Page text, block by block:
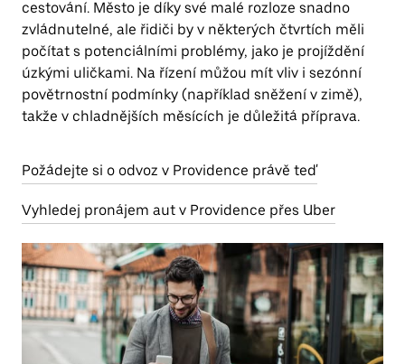
cestování. Město je díky své malé rozloze snadno
zvládnutelné, ale řidiči by v některých čtvrtích měli
počítat s potenciálními problémy, jako je projíždění
úzkými uličkami. Na řízení můžou mít vliv i sezónní
povětrnostní podmínky (například sněžení v zimě),
takže v chladnějších měsících je důležitá příprava.
Požádejte si o odvoz v Providence právě teď
Vyhledej pronájem aut v Providence přes Uber